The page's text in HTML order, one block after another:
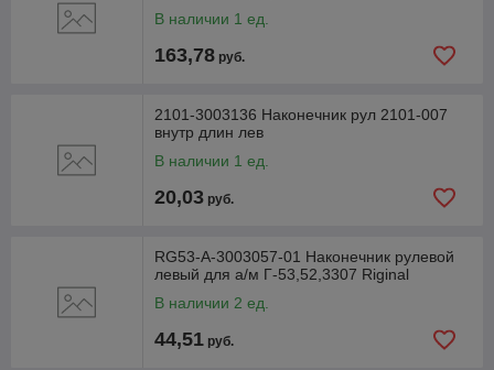
В наличии 1 ед.
163,78 руб.
2101-3003136 Наконечник рул 2101-007
внутр длин лев
В наличии 1 ед.
20,03 руб.
RG53-A-3003057-01 Наконечник рулевой
левый для а/м Г-53,52,3307 Riginal
В наличии 2 ед.
44,51 руб.